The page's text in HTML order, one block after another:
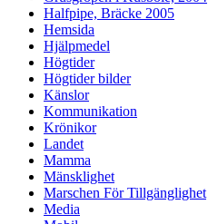
Halfpipe, Bräcke 2005
Hemsida
Hjälpmedel
Högtider
Högtider bilder
Känslor
Kommunikation
Krönikor
Landet
Mamma
Mänsklighet
Marschen För Tillgänglighet
Media